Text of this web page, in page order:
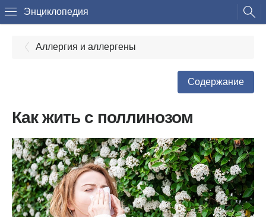
Энциклопедия
Аллергия и аллергены
Содержание
Как жить с поллинозом